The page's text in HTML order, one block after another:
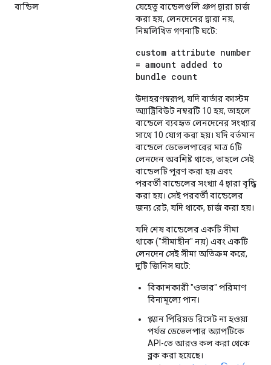
বান্ডিল
যেহেতু বান্ডেলগুলি গ্রুপ দ্বারা চার্জ
করা হয়, লেনদেনের দ্বারা নয়,
নিম্নলিখিত গণনাটি ঘটে:
custom attribute number
= amount added to
bundle count
উদাহরণস্বরূপ, যদি বার্তার কাস্টম
অ্যাট্রিবিউট নম্বরটি 10 ​​হয়, তাহলে
বান্ডেলে ব্যবহৃত লেনদেনের সংখ্যার
সাথে 10 যোগ করা হয়। যদি বর্তমান
বান্ডেলে ডেভেলপারের মাত্র 6টি
লেনদেন অবশিষ্ট থাকে, তাহলে সেই
বান্ডেলটি পূরণ করা হয় এবং
পরবর্তী বান্ডেলের সংখ্যা 4 দ্বারা বৃদ্ধি
করা হয়। সেই পরবর্তী বান্ডেলের
জন্য রেট, যদি থাকে, চার্জ করা হয়।
যদি শেষ বান্ডেলের একটি সীমা
থাকে ("সীমাহীন" নয়) এবং একটি
লেনদেন সেই সীমা অতিক্রম করে,
দুটি জিনিস ঘটে:
বিকাশকারী "ওভার" পরিমাণ
বিনামূল্যে পান।
প্ল্যান পিরিয়ড রিসেট না হওয়া
পর্যন্ত ডেভেলপার অ্যাপটিকে
API-তে আরও কল করা থেকে
ব্লক করা হয়েছে।